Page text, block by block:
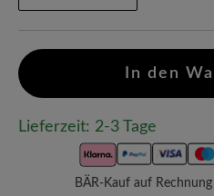
In den
Lieferzeit: 2-3 Tage
BÄR-Kauf auf